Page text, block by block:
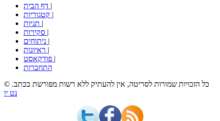
|
|
|
|
|
|
|
התחברות
© כל הזכויות שמורות לסריטה, אין להעתיק ללא רשות מפורשת בכתב.
נט יו